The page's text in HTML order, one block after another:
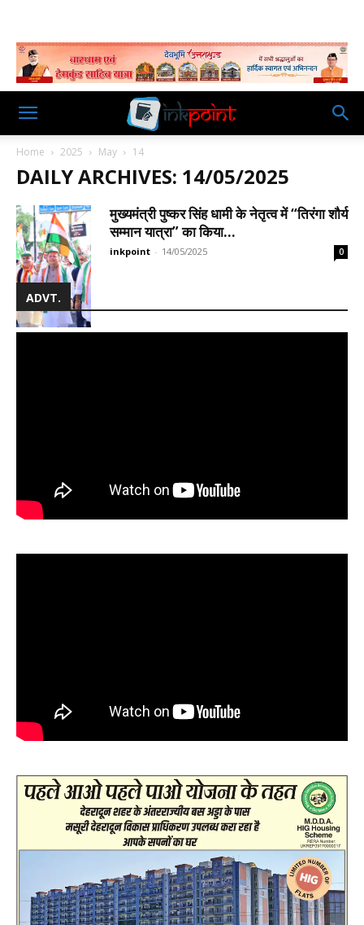
Home 2025 May 14
DAILY ARCHIVES: 14/05/2025
मुख्यमंत्री पुष्कर सिंह धामी के नेतृत्व में “तिरंगा शौर्य
सम्मान यात्रा” का किया...
inkpoint - 14/05/2025 0
ADVT.